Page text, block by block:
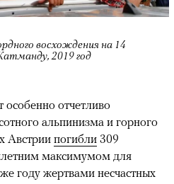
восхождения на 14
2019 год
особенно отчетливо
альпинизма и горного
Австрии погибли 309
максимумом для
году жертвами несчастных